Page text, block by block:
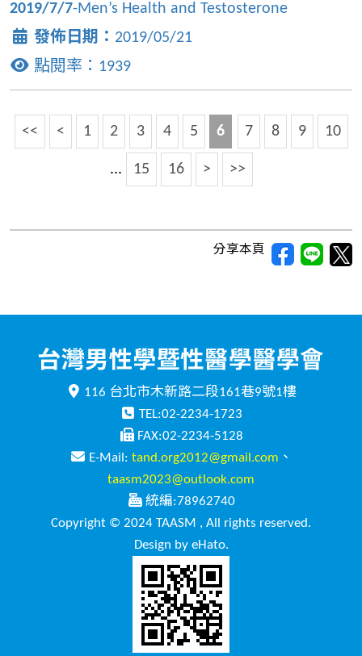
2019/7/7-Men’s Health and Testosterone
發佈日期： 2019/05/21
點閱率： 1939
<< < 1 2 3 4 5 6 7 8 9 10
... 15 16 > >>
分享本頁
116 台北市木新路二段161巷9號1樓
TEL:02-2234-1723
FAX:02-2234-5128
E-Mail: tand.org2012@gmail.com 、
taasm2023@outlook.com
統編:78962740
Copyright © 2024 TAASM , All rights reserved.
Design by eHato.